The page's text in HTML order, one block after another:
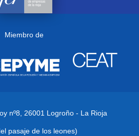
Miembro de
nº8, 26001 Logroño - La Rioja
pasaje de los leones)